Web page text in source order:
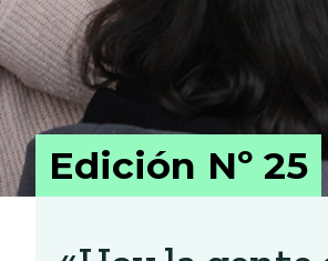
Edición Nº 25